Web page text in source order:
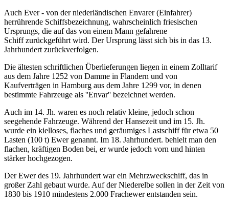
Auch Ever - von der niederländischen Envarer (Einfahrer)
herrührende Schiffsbezeichnung, wahrscheinlich friesischen
Ursprungs, die auf das von einem Mann gefahrene
Schiff zurückgeführt wird. Der Ursprung lässt sich bis in das 13.
Jahrhundert zurückverfolgen.
Die ältesten schriftlichen Überlieferungen liegen in einem Zolltarif
aus dem Jahre 1252 von Damme in Flandern und von
Kaufverträgen in Hamburg aus dem Jahre 1299 vor, in denen
bestimmte Fahrzeuge als ''Envar'' bezeichnet werden.
Auch im 14. Jh. waren es noch relativ kleine, jedoch schon
seegehende Fahrzeuge. Während der Hansezeit und im 15. Jh.
wurde ein kielloses, flaches und geräumiges Lastschiff für etwa 50
Lasten (100 t) Ewer genannt. Im 18. Jahrhundert. behielt man den
flachen, kräftigen Boden bei, er wurde jedoch vorn und hinten
stärker hochgezogen.
Der Ewer des 19. Jahrhundert war ein Mehrzweckschiff, das in
großer Zahl gebaut wurde. Auf der Niederelbe sollen in der Zeit von
1830 bis 1910 mindestens 2.000 Frachewer entstanden sein.